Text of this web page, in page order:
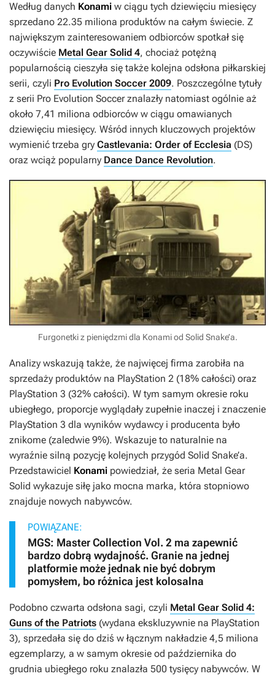
Według danych Konami w ciągu tych dziewięciu miesięcy
sprzedano 22.35 miliona produktów na całym świecie. Z
największym zainteresowaniem odbiorców spotkał się
oczywiście Metal Gear Solid 4, chociaż potężną
popularnością cieszyła się także kolejna odsłona piłkarskiej
serii, czyli Pro Evolution Soccer 2009. Poszczególne tytuły
z serii Pro Evolution Soccerznalazły natomiast ogólnie aż
około 7,41 miliona odbiorców w ciągu omawianych
dziewięciu miesięcy. Wśród innych kluczowych projektów
wymienić trzeba gry Castlevania: Order of Ecclesia (DS)
oraz wciąż popularny Dance Dance Revolution.
Furgonetki z pieniędzmi dla Konami od Solid Snake’a.
Analizy wskazują także, że najwięcej firma zarobiła na
sprzedaży produktów na PlayStation 2 (18% całości) oraz
PlayStation 3 (32% całości). W tym samym okresie roku
ubiegłego, proporcje wyglądały zupełnie inaczej i znaczenie
PlayStation 3 dla wyników wydawcy i producenta było
znikome (zaledwie 9%). Wskazuje to naturalnie na
wyraźnie silną pozycję kolejnych przygód Solid Snake’a.
Przedstawiciel Konami powiedział, że seria Metal Gear
Solid wykazuje siłę jako mocna marka, która stopniowo
znajduje nowych nabywców.
POWIĄZANE:
MGS: Master Collection Vol. 2 ma zapewnić
bardzo dobrą wydajność. Granie na jednej
platformie może jednak nie być dobrym
pomysłem, bo różnica jest kolosalna
Podobno czwarta odsłona sagi, czyli Metal Gear Solid 4:
Guns of the Patriots (wydana ekskluzywnie na PlayStation
3), sprzedała się do dziś w łącznym nakładzie 4,5 miliona
egzemplarzy, a w samym okresie od października do
grudnia ubiegłego roku znalazła 500 tysięcy nabywców. W